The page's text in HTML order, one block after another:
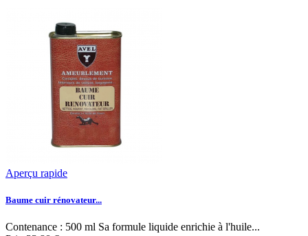
Aperçu rapide
Baume cuir rénovateur...
Contenance : 500 ml Sa formule liquide enrichie à l'huile...